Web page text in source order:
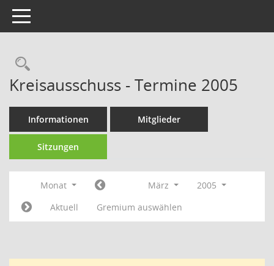
Toggle navigation
Rechercheauswahl
Kreisausschuss - Termine 2005
Informationen Mitglieder
Sitzungen
Monat März
2005
Aktuell
Gremium auswählen